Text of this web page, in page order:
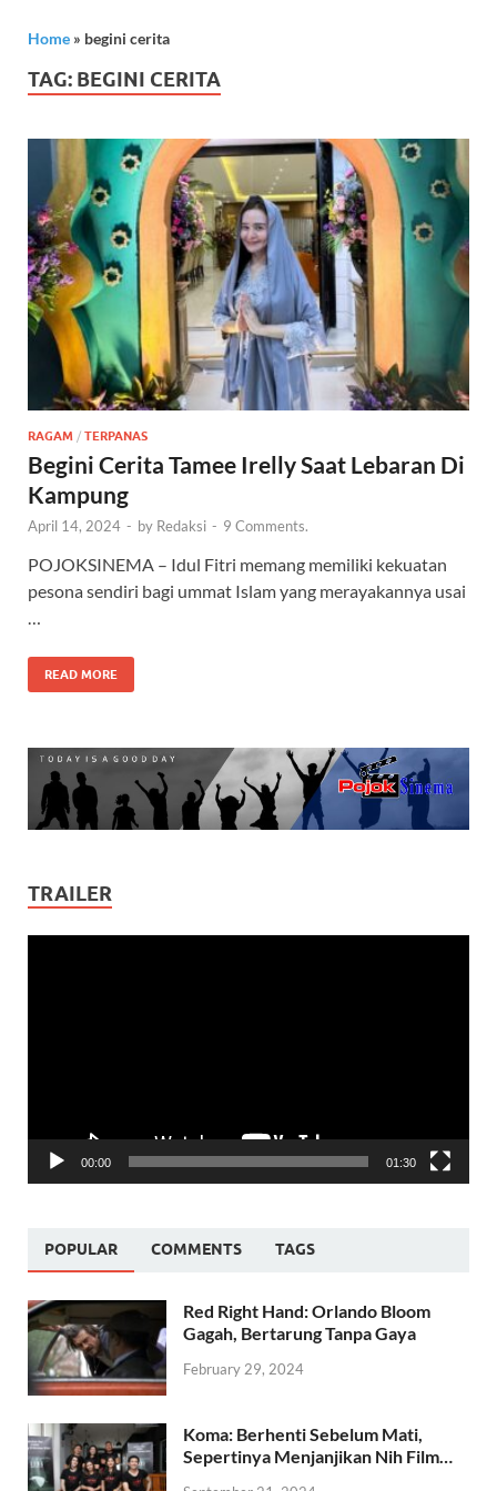
Home » begini cerita
TAG: BEGINI CERITA
RAGAM / TERPANAS
Begini Cerita Tamee Irelly Saat Lebaran Di
Kampung
April 14, 2024 - by Redaksi - 9 Comments.
POJOKSINEMA – Idul Fitri memang memiliki kekuatan
pesona sendiri bagi ummat Islam yang merayakannya usai
…
READ MORE
TRAILER
00:00 01:30
POPULAR COMMENTS TAGS
Red Right Hand: Orlando Bloom
Gagah, Bertarung Tanpa Gaya
February 29, 2024
Koma: Berhenti Sebelum Mati,
Sepertinya Menjanjikan Nih Film…